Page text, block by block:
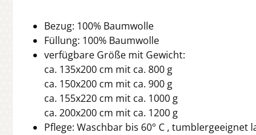
Bezug: 100% Baumwolle
Füllung: 100% Baumwolle
verfügbare Größe mit Gewicht:
ca. 135x200 cm mit ca. 800 g
ca. 150x200 cm mit ca. 900 g
ca. 155x220 cm mit ca. 1000 g
ca. 200x200 cm mit ca. 1200 g
Pflege: Waschbar bis 60° C , tumblergeeignet